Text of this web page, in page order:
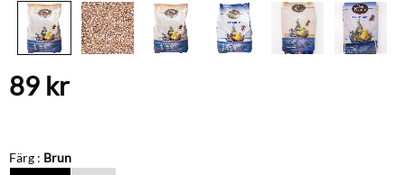
89 kr
Färg : Brun